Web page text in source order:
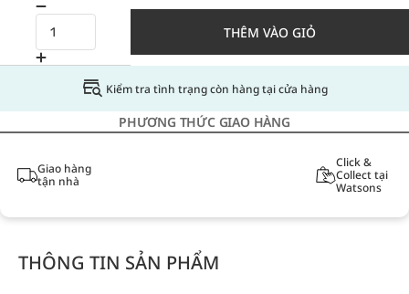
THÊM VÀO GIỎ
Kiểm tra tình trạng còn hàng tại cửa hàng
PHƯƠNG THỨC GIAO HÀNG
Giao hàng
tận nhà
Click &
Collect tại
Watsons
THÔNG TIN SẢN PHẨM